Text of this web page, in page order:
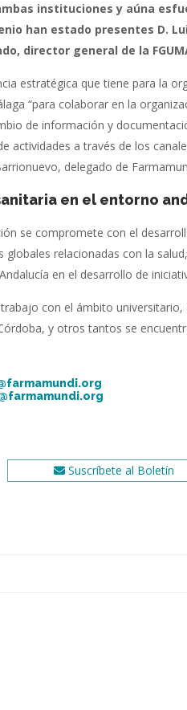
instituciones y aúna
han estado presentes D.
director general de la
estratégica que tiene para la
“para colaborar en la
de información y
actividades a través de los
delegado de
en el entorno
se compromete con el
relacionadas con la
en el desarrollo de
con el ámbito
y otros tantos se
Suscríbete al Boletín